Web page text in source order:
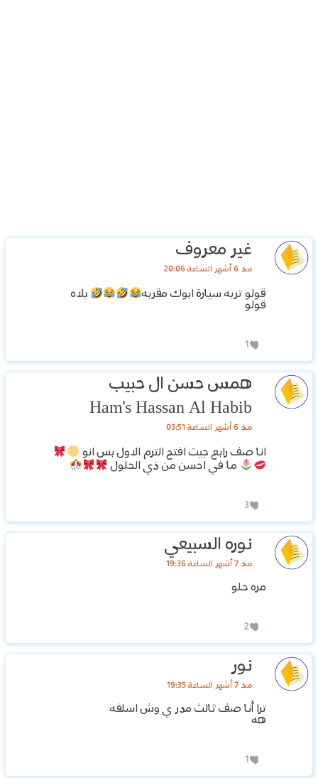
غير معروف
منذ 6 أشهر الساعة 20:06
قولو تربه سيارة ابوك مقربه
يلاه
قولو
1
همس حسن ال حبيب
Ham's Hassan Al Habib
منذ 6 أشهر الساعة 03:51
انا صف رابع جيت افتح الترم الاول بس انو
ما في احسن من ذي الحلول
3
نوره السبيعي
منذ 7 أشهر الساعة 19:36
مره حلو
2
نور
منذ 7 أشهر الساعة 19:35
ترا أنا صف ثالث مدر ي وش اسلفه
هه
1